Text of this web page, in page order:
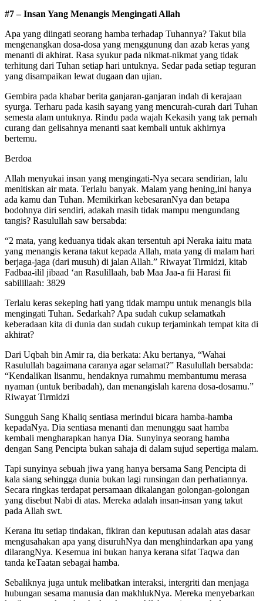
#7 – Insan Yang Menangis Mengingati Allah
Apa yang diingati seorang hamba terhadap Tuhannya? Takut bila
mengenangkan dosa-dosa yang menggunung dan azab keras yang
menanti di akhirat. Rasa syukur pada nikmat-nikmat yang tidak
terhitung dari Tuhan setiap hari untuknya. Sedar pada setiap teguran
yang disampaikan lewat dugaan dan ujian.
Gembira pada khabar berita ganjaran-ganjaran indah di kerajaan
syurga. Terharu pada kasih sayang yang mencurah-curah dari Tuhan
semesta alam untuknya. Rindu pada wajah Kekasih yang tak pernah
curang dan gelisahnya menanti saat kembali untuk akhirnya
bertemu.
Berdoa
Allah menyukai insan yang mengingati-Nya secara sendirian, lalu
menitiskan air mata. Terlalu banyak. Malam yang hening,ini hanya
ada kamu dan Tuhan. Memikirkan kebesaranNya dan betapa
bodohnya diri sendiri, adakah masih tidak mampu mengundang
tangis? Rasulullah saw bersabda:
“2 mata, yang keduanya tidak akan tersentuh api Neraka iaitu mata
yang menangis kerana takut kepada Allah, mata yang di malam hari
berjaga-jaga (dari musuh) di jalan Allah.” Riwayat Tirmidzi, kitab
Fadbaa-ilil jibaad ‘an Rasulillaah, bab Maa Jaa-a fii Harasi fii
sabilillaah: 3829
Terlalu keras sekeping hati yang tidak mampu untuk menangis bila
mengingati Tuhan. Sedarkah? Apa sudah cukup selamatkah
keberadaan kita di dunia dan sudah cukup terjaminkah tempat kita di
akhirat?
Dari Uqbah bin Amir ra, dia berkata: Aku bertanya, “Wahai
Rasulullah bagaimana caranya agar selamat?” Rasulullah bersabda:
“Kendalikan lisanmu, hendaknya rumahmu membantumu merasa
nyaman (untuk beribadah), dan menangislah karena dosa-dosamu.”
Riwayat Tirmidzi
Sungguh Sang Khaliq sentiasa merindui bicara hamba-hamba
kepadaNya. Dia sentiasa menanti dan menunggu saat hamba
kembali mengharapkan hanya Dia. Sunyinya seorang hamba
dengan Sang Pencipta bukan sahaja di dalam sujud sepertiga malam.
Tapi sunyinya sebuah jiwa yang hanya bersama Sang Pencipta di
kala siang sehingga dunia bukan lagi runsingan dan perhatiannya.
Secara ringkas terdapat persamaan dikalangan golongan-golongan
yang disebut Nabi di atas. Mereka adalah insan-insan yang takut
pada Allah swt.
Kerana itu setiap tindakan, fikiran dan keputusan adalah atas dasar
mengusahakan apa yang disuruhNya dan menghindarkan apa yang
dilarangNya. Kesemua ini bukan hanya kerana sifat Taqwa dan
tanda keTaatan sebagai hamba.
Sebaliknya juga untuk melibatkan interaksi, intergriti dan menjaga
hubungan sesama manusia dan makhlukNya. Mereka menyebarkan